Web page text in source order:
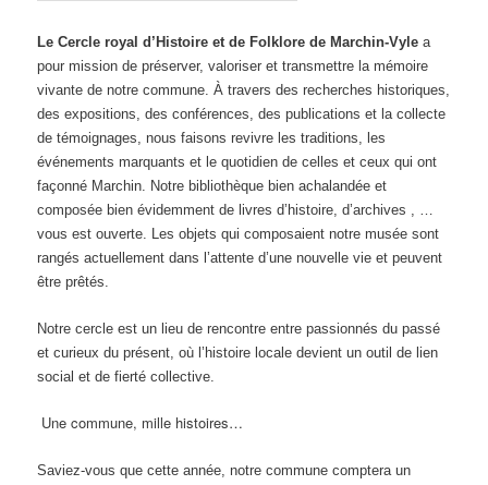
Le Cercle royal d’Histoire et de Folklore de Marchin-Vyle a
pour mission de préserver, valoriser et transmettre la mémoire
vivante de notre commune. À travers des recherches historiques,
des expositions, des conférences, des publications et la collecte
de témoignages, nous faisons revivre les traditions, les
événements marquants et le quotidien de celles et ceux qui ont
façonné Marchin. Notre bibliothèque bien achalandée et
composée bien évidemment de livres d’histoire, d’archives , …
vous est ouverte. Les objets qui composaient notre musée sont
rangés actuellement dans l’attente d’une nouvelle vie et peuvent
être prêtés.
Notre cercle est un lieu de rencontre entre passionnés du passé
et curieux du présent, où l’histoire locale devient un outil de lien
social et de fierté collective.
Une commune, mille histoires…
Saviez-vous que cette année, notre commune comptera un